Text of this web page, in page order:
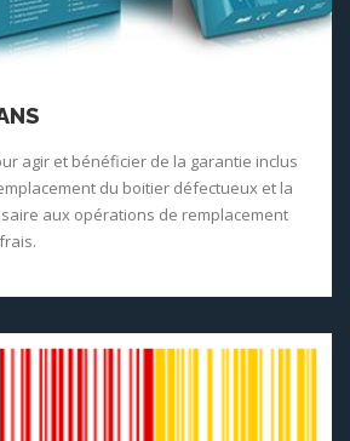
agir et bénéficier de la garantie inclus
du boitier défectueux et la
aux opérations de remplacement